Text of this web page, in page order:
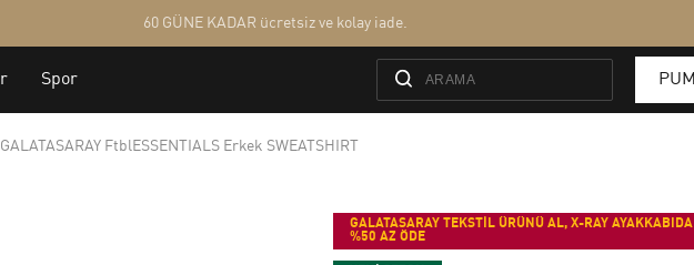
GALATASARAY FtblESSENTIALS Erkek SWEATSHIRT
GALATASARAY TEKSTİL ÜRÜNÜ AL, X-RAY AYAKKABIDA
%50 AZ ÖDE